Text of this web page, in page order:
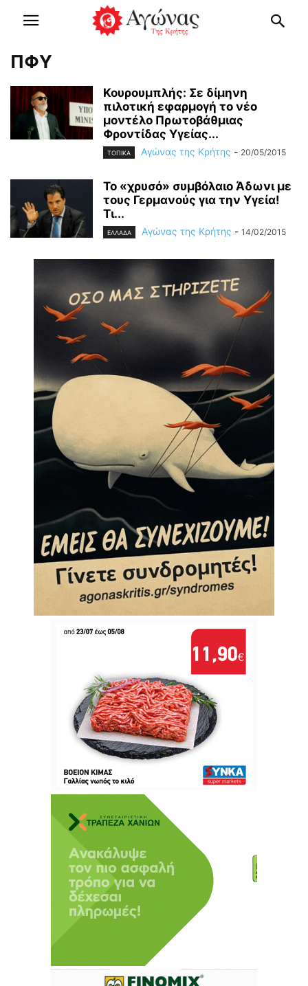
ΠΦΥ
Κουρουμπλής: Σε δίμηνη
πιλοτική εφαρμογή το νέο
μοντέλο Πρωτοβάθμιας
Φροντίδας Υγείας...
ΤΟΠΙΚΑ Αγώνας της Κρήτης - 20/05/2015
Το «χρυσό» συμβόλαιο Άδωνι με
τους Γερμανούς για την Υγεία!
Τι...
ΕΛΛΑΔΑ Αγώνας της Κρήτης - 14/02/2015